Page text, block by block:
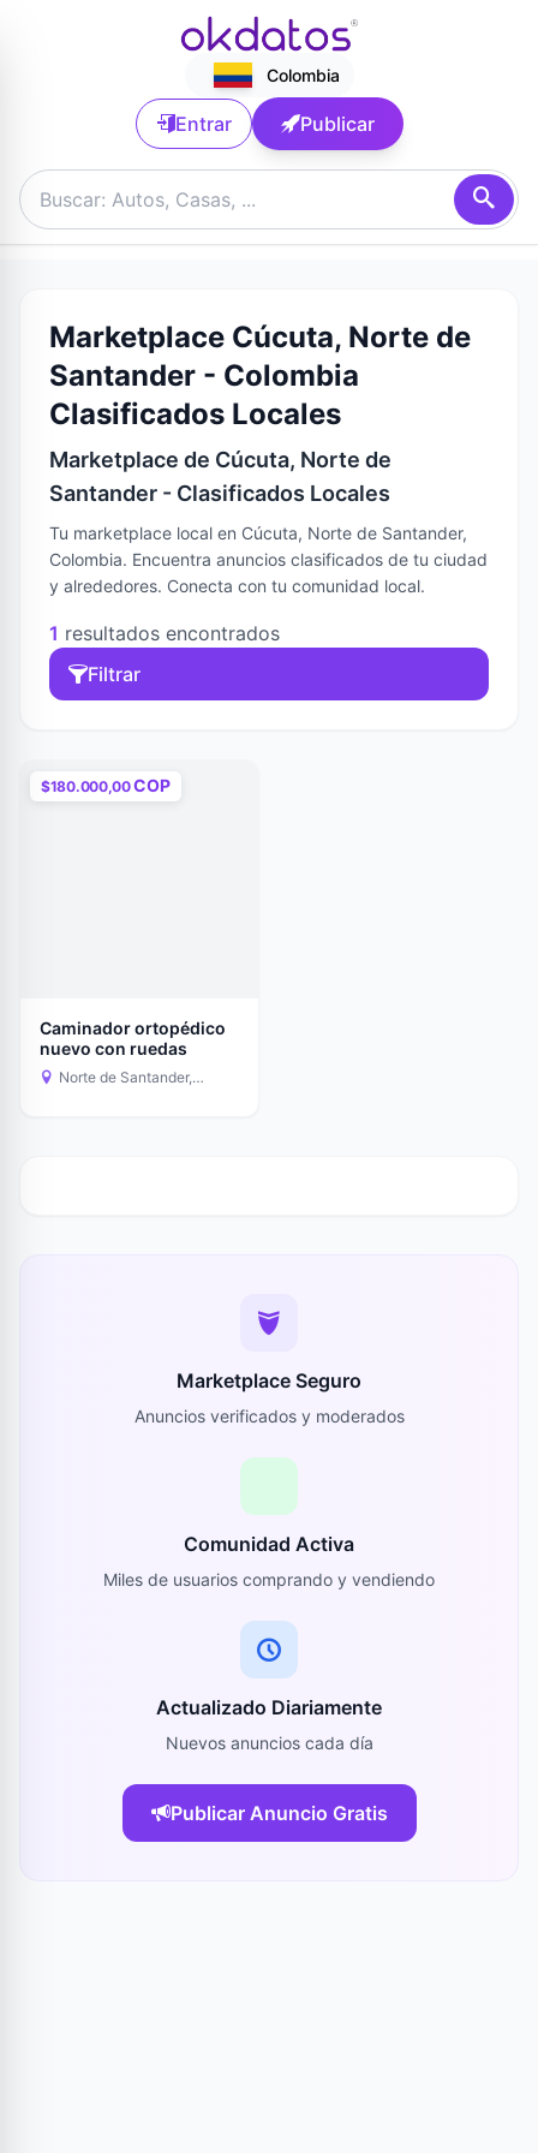
Colombia
Entrar Publicar
Marketplace Cúcuta, Norte de
Santander - Colombia
Clasificados Locales
Marketplace de Cúcuta, Norte de
Santander - Clasificados Locales
Tu marketplace local en Cúcuta, Norte de Santander,
Colombia. Encuentra anuncios clasificados de tu ciudad
y alrededores. Conecta con tu comunidad local.
1 resultados encontrados
Filtrar
$180.000,00COP
Caminador ortopédico
nuevo con ruedas
Norte de Santander,
Marketplace Seguro
Anuncios verificados y moderados
Comunidad Activa
Miles de usuarios comprando y vendiendo
Actualizado Diariamente
Nuevos anuncios cada día
Publicar Anuncio Gratis